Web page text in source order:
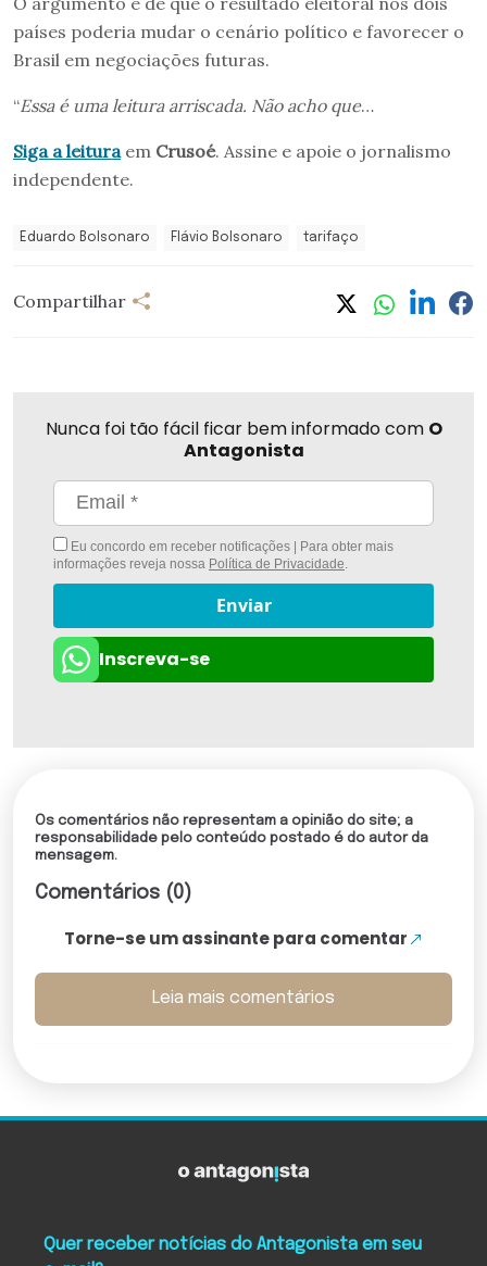
países poderia mudar o cenário político e favorecer o
Brasil em negociações futuras.
“Essa é uma leitura arriscada. Não acho que…
Siga a leituraem Crusoé. Assine e apoie o jornalismo
independente.
Eduardo Bolsonaro Flávio Bolsonaro tarifaço
Compartilhar
Nunca foi tão fácil ficar bem informado com O
Antagonista
Eu concordo em receber notificações | Para obter mais
informações reveja nossa Política de Privacidade.
Enviar
Inscreva-se
Os comentários não representam a opinião do site; a
responsabilidade pelo conteúdo postado é do autor da
mensagem.
Comentários (0)
Torne-se um assinante para comentar
Leia mais comentários
Quer receber notícias do Antagonista em seu